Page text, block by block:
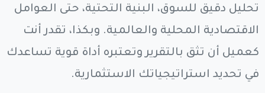
تحليل دقيق للسوق، البنية التحتية، حتى العوامل
الاقتصادية المحلية والعالمية. وبكذا، تقدر أنت
كعميل أن تثق بالتقرير وتعتبره أداة قوية تساعدك
في تحديد استراتيجياتك الاستثمارية.